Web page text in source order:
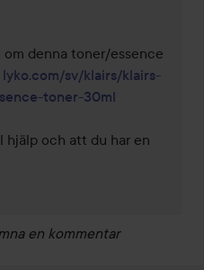
denna toner/essence
lyko.com/sv/klairs/klairs-
toner-30ml
hjälp och att du har en
en kommentar